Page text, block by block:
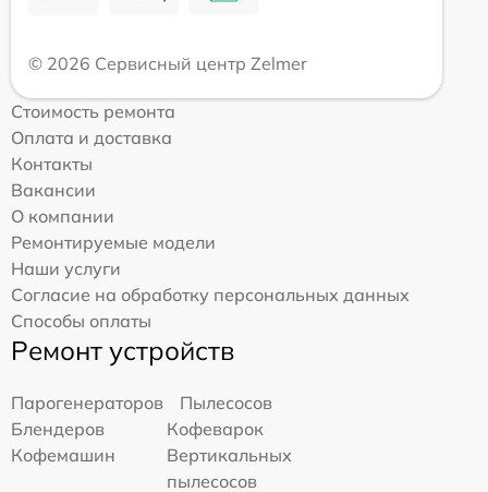
© 2026 Сервисный центр Zelmer
Стоимость ремонта
Оплата и доставка
Контакты
Вакансии
О компании
Ремонтируемые модели
Наши услуги
Согласие на обработку персональных данных
Способы оплаты
Ремонт устройств
Парогенераторов
Пылесосов
Блендеров
Кофеварок
Кофемашин
Вертикальных
пылесосов